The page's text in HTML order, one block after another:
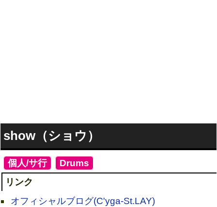
show（ショウ）
個人/サ行] Drums
リンク
オフィシャルブログ(C'yga-St.LAY)